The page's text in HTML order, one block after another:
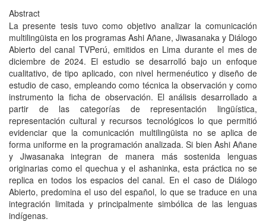
Abstract
La presente tesis tuvo como objetivo analizar la comunicación
multilingüista en los programas Ashi Añane, Jiwasanaka y Diálogo
Abierto del canal TVPerú, emitidos en Lima durante el mes de
diciembre de 2024. El estudio se desarrolló bajo un enfoque
cualitativo, de tipo aplicado, con nivel hermenéutico y diseño de
estudio de caso, empleando como técnica la observación y como
instrumento la ficha de observación. El análisis desarrollado a
partir de las categorías de representación lingüística,
representación cultural y recursos tecnológicos lo que permitió
evidenciar que la comunicación multilingüista no se aplica de
forma uniforme en la programación analizada. Si bien Ashi Añane
y Jiwasanaka integran de manera más sostenida lenguas
originarias como el quechua y el ashaninka, esta práctica no se
replica en todos los espacios del canal. En el caso de Diálogo
Abierto, predomina el uso del español, lo que se traduce en una
integración limitada y principalmente simbólica de las lenguas
indígenas.